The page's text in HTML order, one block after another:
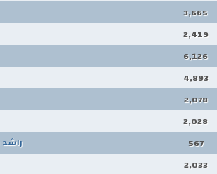
3,665
2,419
6,126
4,893
2,078
2,028
567 راشد
2,033